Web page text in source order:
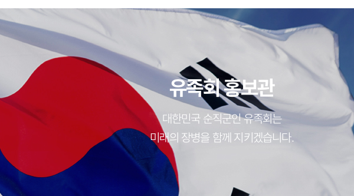
유족회 홍보관
대한민국 순직군인 유족회는
미래의 장병을 함께 지키겠습니다.